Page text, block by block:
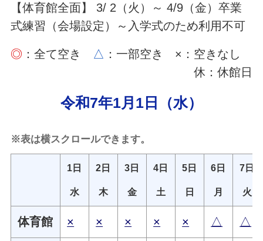
【体育館全面】 3/ 2（火）～ 4/9（金）卒業
式練習（会場設定）～入学式のため利用不可
◎ ：全て空き △ ：一部空き ×：空きなし
休：休館日
令和7年1月1日（水）
※表は横スクロールできます。
1日
水
2日
木
3日
金
4日
土
5日
日
6日
月
7日
火
体育館 × × × × × △ △